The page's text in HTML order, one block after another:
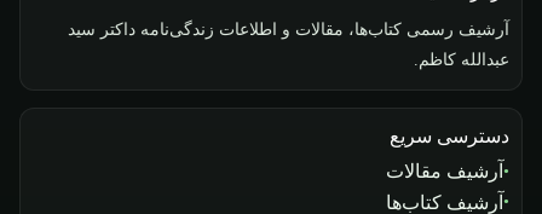
آرشیف رسمی کتاب‌ها، مقالات و اطلاعات زندگی‌نامه داکتر سید
عبدالله کاظم.
دسترسی سریع
آرشیف مقالات
آرشیف کتاب‌ها